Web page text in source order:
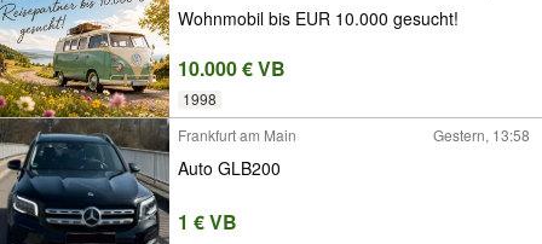
Wohnmobil bis EUR 10.000 gesucht!
10.000 € VB
1998
Frankfurt am Main
Gestern, 13:58
Auto GLB200
1 € VB